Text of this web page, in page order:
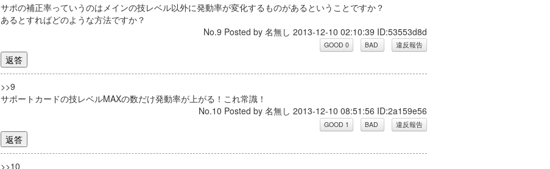
サポの補正率っていうのはメインの技レベル以外に発動率が変化するものがあるということですか？
あるとすればどのような方法ですか？
No.9 Posted by 名無し 2013-12-10 02:10:39 ID:53553d8d
>>9
サポートカードの技レベルMAXの数だけ発動率が上がる！これ常識！
No.10 Posted by 名無し 2013-12-10 08:51:56 ID:2a159e56
>>10